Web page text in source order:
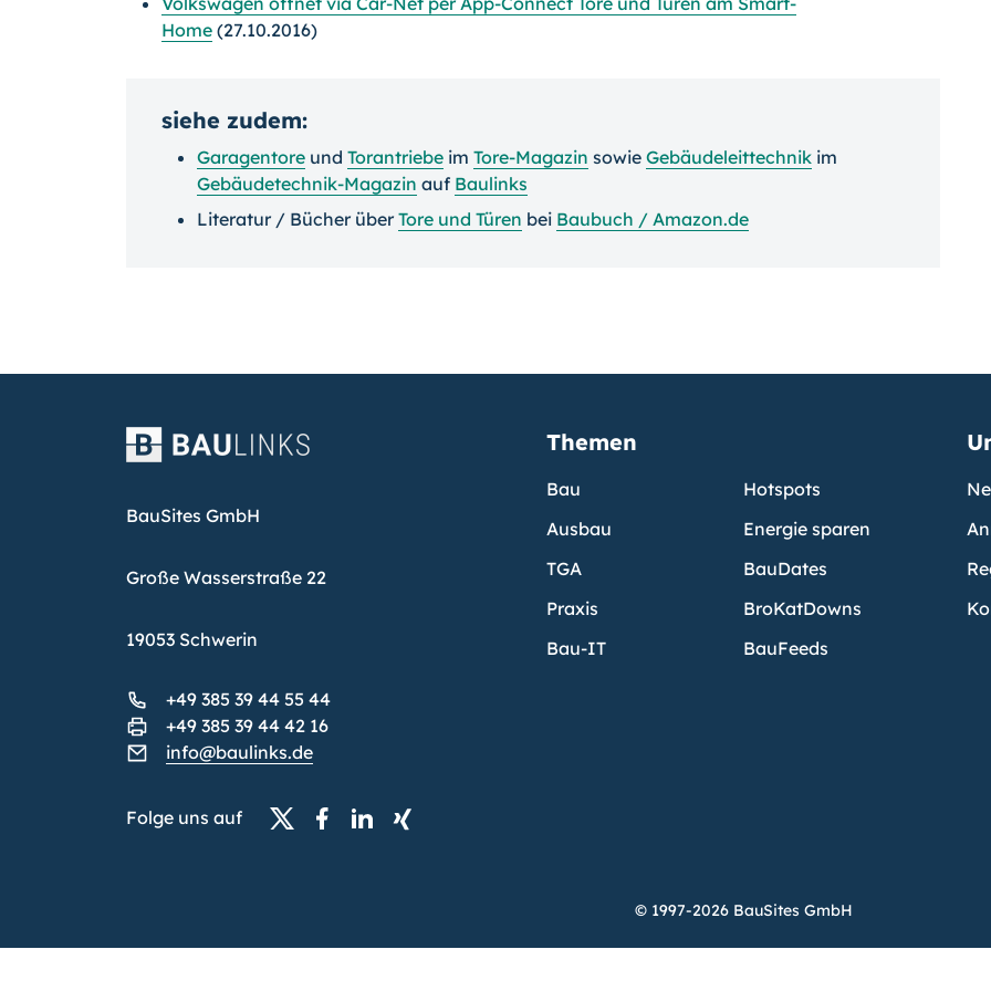
Home (27.10.2016)
siehe zudem:
Garagentore und Torantriebe im Tore-Magazin sowie Gebäudeleittechnik im
Gebäudetechnik-Magazin auf Baulinks
Literatur / Bücher überTore und Türen bei Baubuch / Amazon.de
BauSites GmbH
Große Wasserstraße 22
19053 Schwerin
+49 385 39 44 55 44
+49 385 39 44 42 16
info@baulinks.de
Folge uns auf
Themen
Bau
Ausbau
TGA
Praxis
Bau-IT
Hotspots
Energie sparen
BauDates
BroKatDowns
BauFeeds
© 1997-2026 BauSites GmbH